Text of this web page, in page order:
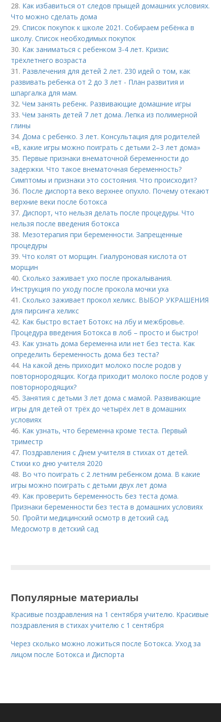
28. Как избавиться от следов прыщей домашних условиях.
Что можно сделать дома
29.Список покупок к школе 2021. Собираем ребёнка в
школу. Список необходимых покупок
30. Как заниматься с ребенком 3-4 лет. Кризис
трёхлетнего возраста
31. Развлечения для детей 2 лет. 230 идей о том, как
развивать ребенка от 2 до 3 лет - План развития и
шпаргалка для мам.
32.Чем занять ребенк. Развивающие домашние игры
33.Чем занять детей 7 лет дома. Лепка из полимерной
глины
34.Дома с ребенко. 3 лет. Консультация для родителей
«В, какие игры можно поиграть с детьми 2–3 лет дома»
35. Первые признаки внематочной беременности до
задержки. Что такое внематочная беременность?
Симптомы и признаки это состояния. Что происходит?
36. После диспорта веко верхнее опухло. Почему отекают
верхние веки после ботокса
37.Диспорт, что нельзя делать после процедуры. Что
нельзя после введения ботокса
38. Мезотерапия при беременности. Запрещенные
процедуры
39.Что колят от морщин. Гиалуроновая кислота от
морщин
40.Сколько заживает ухо после прокалывания.
Инструкция по уходу после прокола мочки уха
41.Сколько заживает прокол хеликс. ВЫБОР УКРАШЕНИЯ
для пирсинга хеликс
42. Как быстро встает Ботокс на лбу и межбровье.
Процедура введения Ботокса в лоб – просто и быстро!
43. Как узнать дома беременна или нет без теста. Как
определить беременность дома без теста?
44. На какой день приходит молоко после родов у
повторнородящих. Когда приходит молоко после родов у
повторнородящих?
45.Занятия с детьми 3 лет дома с мамой. Развивающие
игры для детей от трёх до четырёх лет в домашних
условиях
46. Как узнать, что беременна кроме теста. Первый
триместр
47. Поздравления с Днем учителя в стихах от детей.
Стихи ко дню учителя 2020
48. Во что поиграть с 2 летним ребенком дома. В какие
игры можно поиграть с детьми двух лет дома
49. Как проверить беременность без теста дома.
Признаки беременности без теста в домашних условиях
50. Пройти медицинский осмотр в детский сад.
Медосмотр в детский сад
Популярные материалы
Красивые поздравления на 1 сентября учителю. Красивые
поздравления в стихах учителю с 1 сентября
Через сколько можно ложиться после Ботокса. Уход за
лицом после Ботокса и Диспорта